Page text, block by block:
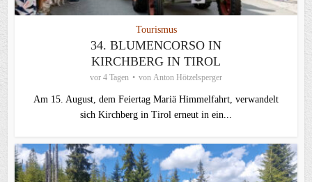
Tourismus
34. BLUMENCORSO IN
KIRCHBERG IN TIROL
vor 4 Tagen von Anton Hötzelsperger
Am 15. August, dem Feiertag Mariä Himmelfahrt, verwandelt
sich Kirchberg in Tirol erneut in ein...